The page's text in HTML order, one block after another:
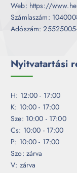
Web: https://
Számlaszám:
Adószám:
Nyitvatartási
H: 12:00 - 17:00
K: 10:00 - 17:00
Sze: 10:00 - 17:00
Cs: 10:00 - 17:00
P: 10:00 - 17:00
Szo: zárva
V: zárva